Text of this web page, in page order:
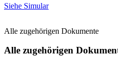
Siehe Simular
Alle zugehörigen Dokumente
Alle zugehörigen